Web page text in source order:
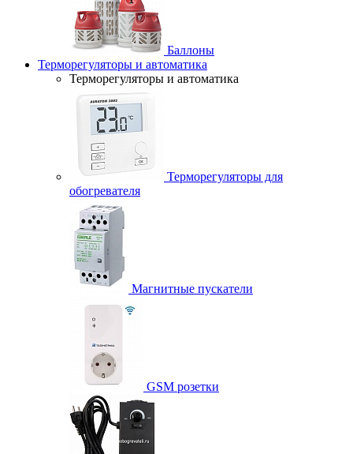
Баллоны
Терморегуляторы и автоматика
Терморегуляторы и автоматика
Терморегуляторы для
обогревателя
Магнитные пускатели
GSM розетки